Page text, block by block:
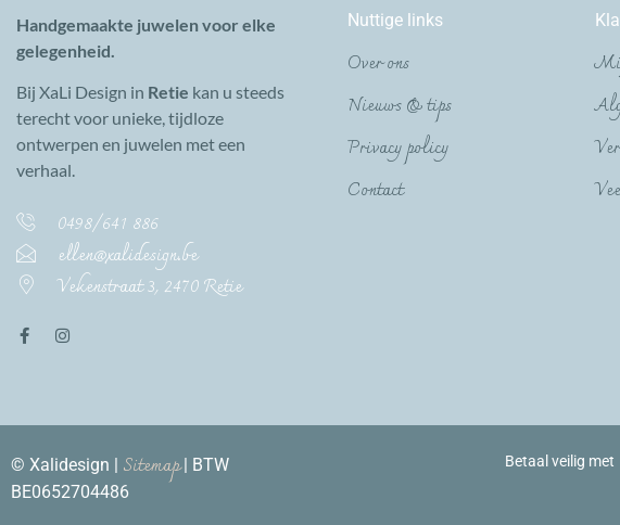
Handgemaakte juwelen voor elke
gelegenheid.
Bij XaLi Design in Retie kan u steeds
terecht voor unieke, tijdloze
ontwerpen en juwelen met een
verhaal.
0498/641 886
ellen@xalidesign.be
Vekenstraat 3, 2470 Retie
Nuttige links
Over ons
Nieuws & tips
Privacy policy
Contact
© Xalidesign | Sitemap| BTW
BE0652704486
Betaal veilig met